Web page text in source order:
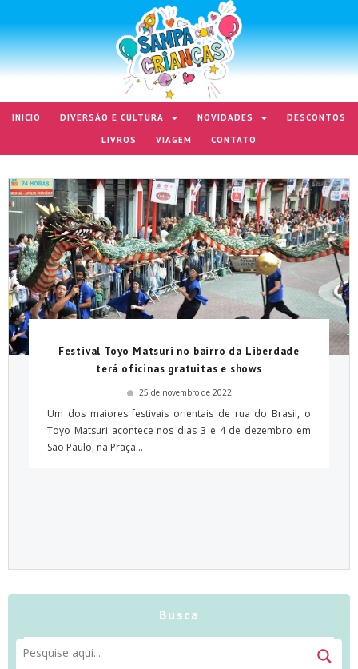
INÍCIO DIVERSÃO E CULTURA NOVIDADES
DESCONTOS
LIVROS
VIAGEM CONTATO
Festival Toyo Matsuri no bairro da Liberdade
terá oficinas gratuitas e shows
25 de novembro de 2022
Um dos maiores festivais orientais de rua do Brasil, o
Toyo Matsuri acontece nos dias 3 e 4 de dezembro em
São Paulo, na Praça...
Busca